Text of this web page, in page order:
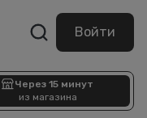
Войти
Через 15 минут
из магазина